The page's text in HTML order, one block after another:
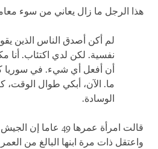
هذا الرجل ما زال يعاني من سوء
لم أكن أصدق الناس الذين
نفسية. لكن لدي اكتئاب. أنا
أن أفعل أي شيء. في
ما. الآن، أبكي طوال
الوسادة.
قالت امرأة عمرها 49